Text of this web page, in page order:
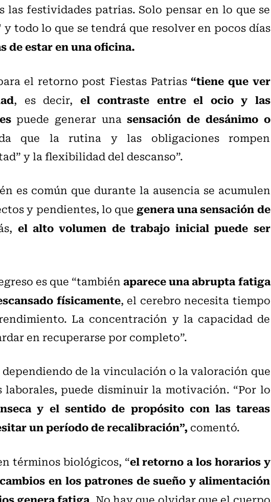
las festividades patrias. Solo pensar en lo que se
y todo lo que se tendrá que resolver en pocos días
de estar en una oficina.
el retorno post Fiestas Patrias“tiene que ver
, es decir, el contraste entre el ocio y las
puede generar unasensación de desánimo o
que la rutina y las obligaciones rompen
y la flexibilidad del descanso”.
es común que durante la ausencia se acumulen
y pendientes, lo quegenera una sensación de
el alto volumen de trabajo inicial puede ser
es que “tambiénaparece una abrupta fatiga
físicamente, el cerebro necesita tiempo
La concentración y la capacidad de
en recuperarse por completo”.
de la vinculación o la valoración que
laborales, puede disminuir la motivación. “Por lo
y el sentido de propósito con las tareas
un período de recalibración”,comentó.
términos biológicos, “el retorno a los horarios y
en los patrones de sueño y alimentación